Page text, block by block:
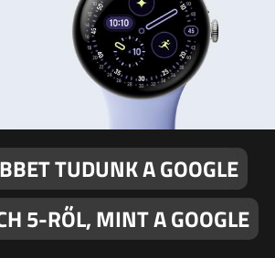
TUDUNK A GOOGLE
5-RŐL, MINT A GOOGLE